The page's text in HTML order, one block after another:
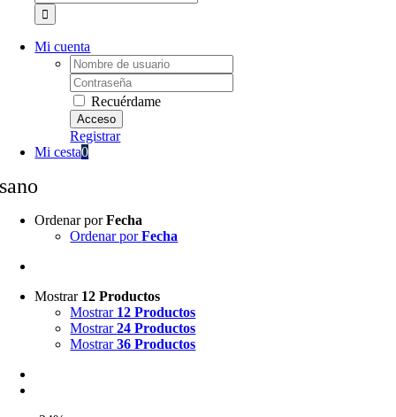
Mi cuenta
Username:
Password:
Recuérdame
Registrar
Mi cesta0
sano
Ordenar porFecha
Ordenar porFecha
Mostrar 12 Productos
Mostrar 12 Productos
Mostrar24 Productos
Mostrar36 Productos